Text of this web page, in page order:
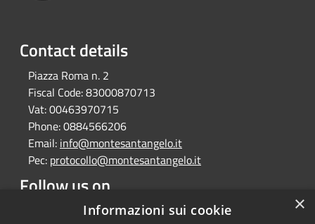
Contact details
Piazza Roma n. 2
Fiscal Code:83000870713
Vat:00463970715
Phone:0884566206
Email: info@montesantangelo.it
Pec: protocollo@montesantangelo.it
Follow us on
FacebookYoutubeInstagramTelegramWhatsapp ×
Informazioni sui cookie